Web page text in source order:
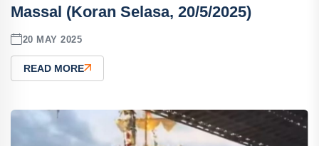
Massal (Koran Selasa, 20/5/2025)
20 MAY 2025
READ MORE